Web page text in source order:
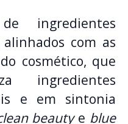
ingredientes
com as
cosmético, que
ingredientes
e em sintonia
beautye blue